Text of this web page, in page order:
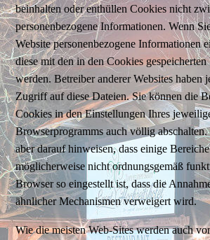
beinhalten oder enthüllen Cookies nicht
personenbezogene Informationen. Wenn
Website personenbezogene Informationen
diese mit den in den Cookies
werden. Betreiber anderer Websites haben
Zugriff auf diese Dateien. Sie können die
Cookies in den Einstellungen Ihres
Browserprogramms auch völlig
aber darauf hinweisen, dass einige
möglicherweise nicht ordnungsgemäß
Browser so eingestellt ist, dass die
ähnlicher Mechanismen verweigert wird.
Wie die meisten Web-Sites werden auch